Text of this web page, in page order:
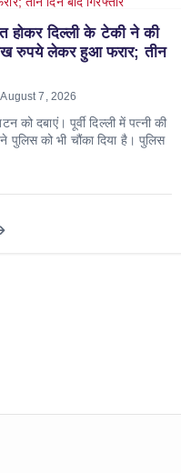
होकर दिल्ली के टेकी ने की
रुपये लेकर हुआ फरार; तीन
August 7, 2026
दबाएं। पूर्वी दिल्ली में पत्नी की
को भी चौंका दिया है। पुलिस